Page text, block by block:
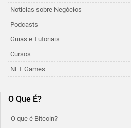
Noticias sobre Negócios
Podcasts
Guias e Tutoriais
Cursos
NFT Games
O Que É?
O que é Bitcoin?